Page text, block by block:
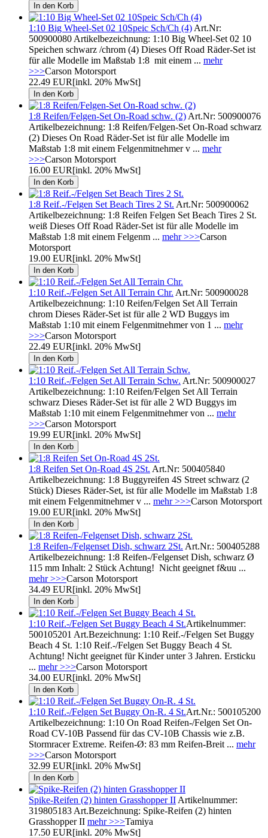
1:10 Big Wheel-Set 02 10Speic Sch/Ch (4) Art.Nr:
500900080 Artikelbezeichnung: 1:10 Big Wheel-Set 02 10
Speichen schwarz /chrom (4) Dieses Off Road Räder-Set ist
für alle Modelle im Maßstab 1:8 mit einem ... mehr
>>>Carson Motorsport
22.49 EUR[inkl. 20% MwSt]
1:8 Reifen/Felgen-Set On-Road schw. (2) Art.Nr: 500900076
Artikelbezeichnung: 1:8 Reifen/Felgen-Set On-Road schwarz
(2) Dieses On Road Räder-Set ist für alle Modelle im
Maßstab 1:8 mit einem Felgenmitnehmer v ... mehr
>>>Carson Motorsport
16.00 EUR[inkl. 20% MwSt]
1:8 Reif.-/Felgen Set Beach Tires 2 St. Art.Nr: 500900062
Artikelbezeichnung: 1:8 Reifen Felgen Set Beach Tires 2 St.
weiß Dieses Off Road Räder-Set ist für alle Modelle im
Maßstab 1:8 mit einem Felgenm ... mehr >>>Carson
Motorsport
19.00 EUR[inkl. 20% MwSt]
1:10 Reif.-/Felgen Set All Terrain Chr. Art.Nr: 500900028
Artikelbezeichnung: 1:10 Reifen/Felgen Set All Terrain
chrom Dieses Räder-Set ist für alle 2 WD Buggys im
Maßstab 1:10 mit einem Felgenmitnehmer von 1 ... mehr
>>>Carson Motorsport
22.49 EUR[inkl. 20% MwSt]
1:10 Reif.-/Felgen Set All Terrain Schw. Art.Nr: 500900027
Artikelbezeichnung: 1:10 Reifen/Felgen Set All Terrain
schwarz Dieses Räder-Set ist für alle 2 WD Buggys im
Maßstab 1:10 mit einem Felgenmitnehmer von ... mehr
>>>Carson Motorsport
19.99 EUR[inkl. 20% MwSt]
1:8 Reifen Set On-Road 4S 2St. Art.Nr: 500405840
Artikelbezeichnung: 1:8 Buggyreifen 4S Street schwarz (2
Stück) Dieses Räder-Set, ist für alle Modelle im Maßstab 1:8
mit einem Felgenmitnehmer v ... mehr >>>Carson Motorsport
19.00 EUR[inkl. 20% MwSt]
1:8 Reifen-/Felgenset Dish, schwarz 2St. Art.Nr.: 500405288
Artikelbezeichnung: 1:8 Reifen-/Felgenset Dish, schwarz Ø
115 mm Inhalt: 2 Stück Achtung! Nicht geeignet f&uu ...
mehr >>>Carson Motorsport
34.49 EUR[inkl. 20% MwSt]
1:10 Reif.-/Felgen Set Buggy Beach 4 St.Artikelnummer:
500105201 Art.Bezeichnung: 1:10 Reif.-/Felgen Set Buggy
Beach 4 St. 1:10 Reif.-/Felgen Set Buggy Beach 4 St.
Achtung! Nicht geeignet für Kinder unter 3 Jahren. Ersticku
... mehr >>>Carson Motorsport
34.00 EUR[inkl. 20% MwSt]
1:10 Reif.-/Felgen Set Buggy On-R. 4 St.Art.Nr.: 500105200
Artikelbezeichnung: 1:10 On Road Reifen-/Felgen Set On-
Road CV-10B Passend für das CV-10B Chassis wie z.B.
Stormracer Extreme. Reifen-Ø: 83 mm Reifen-Breit ... mehr
>>>Carson Motorsport
32.99 EUR[inkl. 20% MwSt]
Spike-Reifen (2) hinten Grasshopper II Artikelnummer:
319805183 Art.Bezeichnung: Spike-Reifen (2) hinten
Grasshopper II mehr >>>Tamiya
17.50 EUR[inkl. 20% MwSt]